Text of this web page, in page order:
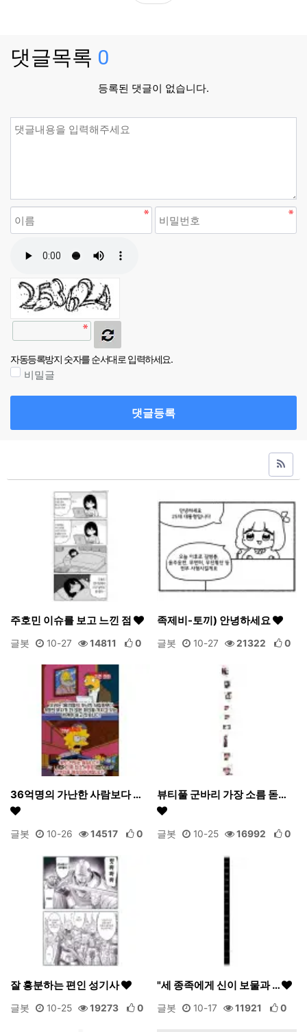
댓글목록 0
등록된 댓글이 없습니다.
자동등록방지 숫자를 순서대로 입력하세요.
비밀글
댓글등록
주호민 이슈를 보고 느낀 점
글봇 10-27 14811 0
족제비-토끼) 안녕하세요
글봇 10-27 21322 0
36억명의 가난한 사람보다 …
글봇 10-26 14517 0
뷰티풀 군바리 가장 소름 돋…
글봇 10-25 16992 0
잘 흥분하는 편인 성기사
글봇 10-25 19273 0
"세 종족에게 신이 보물과 …
글봇 10-17 11921 0